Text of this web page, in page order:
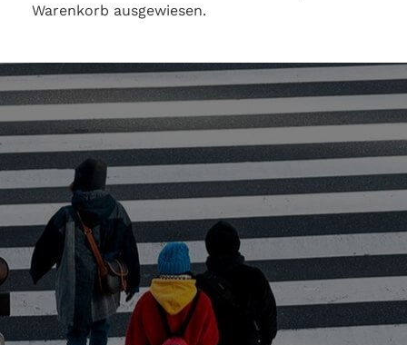
Warenkorb ausgewiesen.